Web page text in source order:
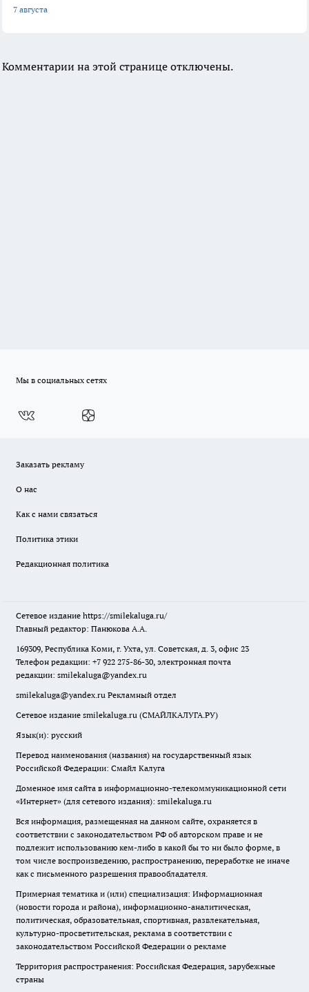
7 августа
Комментарии на этой странице отключены.
Мы в социальных сетях
Заказать рекламу
О нас
Как с нами связаться
Политика этики
Редакционная политика
Сетевое издание https://smilekaluga.ru/
Главный редактор: Панюкова А.А.
169309, Республика Коми, г. Ухта, ул. Советская, д. 3, офис 23
Телефон редакции: +7 922 275-86-30, электронная почта
редакции: smilekaluga@yandex.ru
smilekaluga@yandex.ru Рекламный отдел
Сетевое издание smilekaluga.ru (СМАЙЛКАЛУГА.РУ)
Язык(и): русский
Перевод наименования (названия) на государственный язык
Российской Федерации: Смайл Калуга
Доменное имя сайта в информационно-телекоммуникационной сети
«Интернет» (для сетевого издания): smilekaluga.ru
Вся информация, размещенная на данном сайте, охраняется в
соответствии с законодательством РФ об авторском праве и не
подлежит использованию кем-либо в какой бы то ни было форме, в
том числе воспроизведению, распространению, переработке не иначе
как с письменного разрешения правообладателя.
Примерная тематика и (или) специализация: Информационная
(новости города и района), информационно-аналитическая,
политическая, образовательная, спортивная, развлекательная,
культурно-просветительская, реклама в соответствии с
законодательством Российской Федерации о рекламе
Территория распространения: Российская Федерация, зарубежные
страны